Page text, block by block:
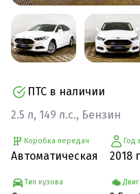
ПТС в наличии
2.5 л, 149 л.с., Бензин
Коробка передач
Автоматическая
Тип кузова
Год
2018